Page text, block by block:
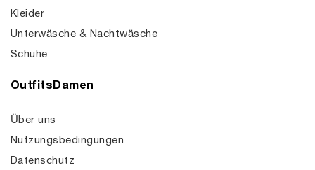
Kleider
Unterwäsche & Nachtwäsche
Schuhe
OutfitsDamen
Über uns
Nutzungsbedingungen
Datenschutz